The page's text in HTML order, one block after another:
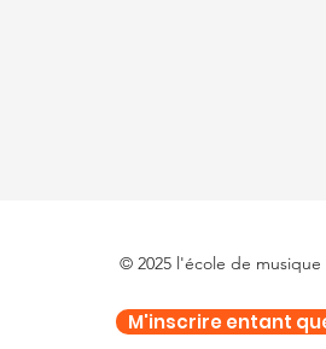
© 2025 l'école de musique
M'inscrire entant